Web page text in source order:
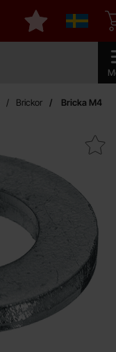
Sverige
Mina favoriter
Brickor Bricka M4
Makera bricka